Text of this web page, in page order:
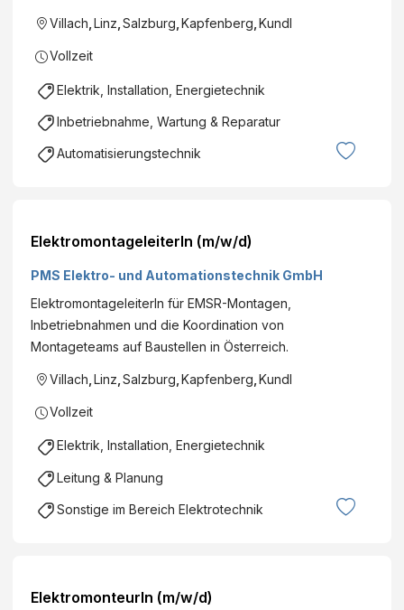
Villach,Linz,Salzburg,Kapfenberg,Kundl
Vollzeit
Elektrik, Installation, Energietechnik
Inbetriebnahme, Wartung & Reparatur
Automatisierungstechnik
ElektromontageleiterIn (m/w/d)
PMS Elektro- und Automationstechnik GmbH
ElektromontageleiterIn für EMSR-Montagen,
Inbetriebnahmen und die Koordination von
Montageteams auf Baustellen in Österreich.
Villach Linz Salzburg Kapfenberg Kundl
Vollzeit
Elektrik, Installation, Energietechnik
Leitung & Planung
Sonstige im Bereich Elektrotechnik
ElektromonteurIn (m/w/d)